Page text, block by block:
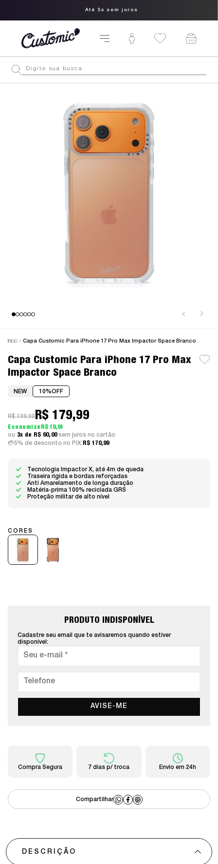
Até 3x sem juros
Início Capa Customic Para iPhone 17 Pro Max Impactor Space Branco
Capa Customic Para iPhone 17 Pro Max
Impactor Space Branco
NEW 10%OFF
5% de desconto no PIX: R$ 170,99
R$ 199,90R$ 179,99
R$ 19,91
3x
R$ 60,00 sem juros
Tecnologia Impactor X, até 4m de queda
Traseira rígida e bordas reforçadas
Anti Amarelamento de longa duração
Matéria-prima 100% reciclada GRS
Proteção militar de alto nível
PRODUTO INDISPONÍVEL
Cadastre seu email que te avisaremos quando estiver
disponível:
AVISE-ME
Compra Segura 7 dias p/ troca Envio em 24h
DESCRIÇÃO